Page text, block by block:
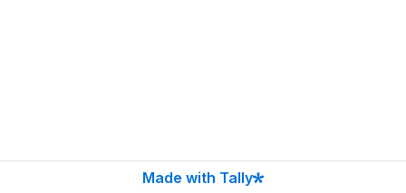
Made with Tally